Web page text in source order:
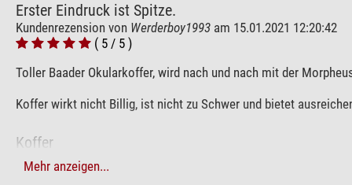
Erster Eindruck ist Spitze.
Kundenrezension von Werderboy1993 am 15.01.2021 12:20:42
( 5 / 5 )
Toller Baader Okularkoffer, wird nach und nach mit der
Koffer wirkt nicht Billig, ist nicht zu Schwer und bietet
Koffer
Kundenrezension von
( 5 / 5 )
Mehr anzeigen...